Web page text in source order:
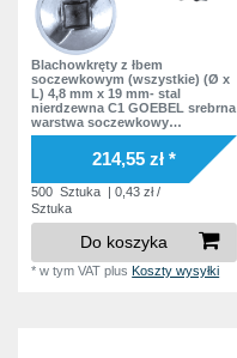
Blachowkręty z łbem
soczewkowym (wszystkie) (Ø x
L) 4,8 mm x 19 mm- stal
nierdzewna C1 GOEBEL srebrna
warstwa soczewkowy
czworokąt wewnątrz Podkładka
214,55 zł *
500 Sztuka | 0,43 zł /
Sztuka
Do koszyka
*w tym VAT plusKoszty wysyłki